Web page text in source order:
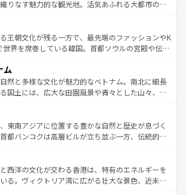
的なフラダンスなど、すべてがハワイの魅力を彩
に味わってほしい。 なお、新着のハワイ情報
ンツ一覧を参照してほしい。
ころがたくさん。また、カフェやワイン、オージ
クティビティも充実しており、サーフィンやダイ
ハイキングなど、アウトドア好きにはたまらな
ストラリアの多彩な魅力を存分に味わいつくそ
ほしい。
りなす魅力的な観光地。活気あふれる大都市の台
ひつな山岳地帯である台湾東部など、都市の喧騒
静けさが共存しており、訪れる人に新しい発見と
たらしてくれる。また、奥深い台湾の食文化も魅
いと評判のスイーツなど、バラエティ豊かな料理
が味わえる。 なお、新着の台湾情報は コンテンツ一覧を参
しい。
王朝文化が残る一方で、最先端のファッションやK
世界を席巻している韓国。首都ソウルの宮殿や伝統
に足を延ばせば四季折々の自然美を楽しむことが
そして、キムチや焼肉、絶品のストリートフード
まざまな韓国料理が待っている。夜には、韓国な
包まれながら、韓国の多彩な魅力を心ゆくまで味
わってみてほしい。 なお、新着の韓国情報はコンテンツ一
してほしい。
ム
然と多様な文化が魅力的なベトナム。南北に細長
国土には、広大な田園風景や青々とした山々、世
展と共に伝統が息づく。ハノイの古い町並みやホ
市のフランス統治時代の建物も、独特の雰囲気を
ている。また、バラエティの豊かさとおいしさで
ォーやバインミー、ベトナムコーヒーなどは、ぜ
味わいたい。どの地域を訪れてもあたたかい人々
を迎えてくれるので、きっと忘れられない旅にな
東南アジアに位置する豊かな自然と歴史が息づく
都バンコクは高層ビルが立ち並ぶ一方、伝統的な
交差している。北部ではチェンマイなどの山岳地
と触れ合い、南部ではプーケットやクラビの美し
でリゾート気分を楽しむことができる。タイ料理
西洋の文化が交わる香港は、特有のエネルギーを
る。ヴィクトリア湾に広がる壮大な景色、近未来